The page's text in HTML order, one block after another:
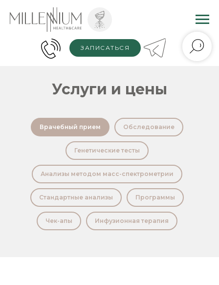
ЗАПИСАТЬСЯ
Услуги и цены
Врачебный прием Обследование
Генетические тесты
Анализы методом масс-спектрометрии
Стандартные анализы Программы
Чек-апы Инфузионная терапия